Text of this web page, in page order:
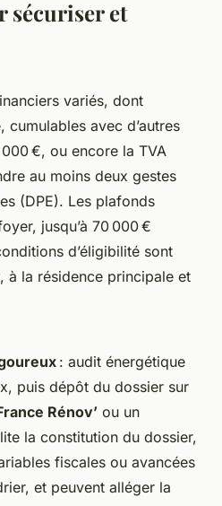
sécuriser et
variés, dont
cumulables avec d’autres
€, ou encore la TVA
au moins deux gestes
(DPE). Les plafonds
jusqu’à 70 000 €
d’éligibilité sont
à la résidence principale et
: audit énergétique
puis dépôt du dossier sur
Rénov’ ou un
la constitution du dossier,
fiscales ou avancées
et peuvent alléger la